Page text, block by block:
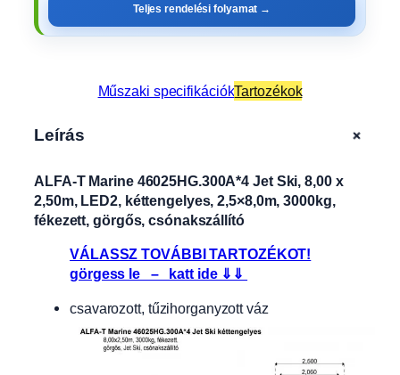
Teljes rendelési folyamat →
Műszaki specifikációkTartozékok
Leírás +
ALFA-T Marine 46025HG.300A*4 Jet Ski, 8,00 x
2,50m, LED2, kéttengelyes, 2,5×8,0m, 3000kg,
fékezett, görgős, csónakszállító
VÁLASSZ TOVÁBBI TARTOZÉKOT!
görgess le – katt ide ⇓⇓
csavarozott, tűzihorganyzott váz